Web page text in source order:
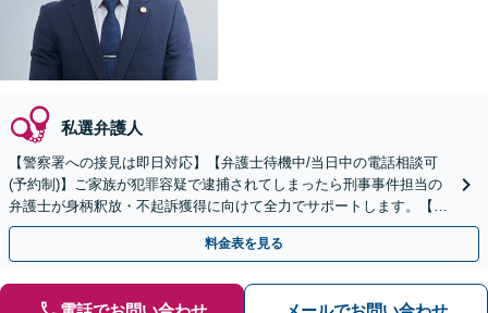
私選弁護人
【警察署への接見は即日対応】【弁護士待機中/当日中の電話相談可
(予約制)】ご家族が犯罪容疑で逮捕されてしまったら刑事事件担当の
弁護士が身柄釈放・不起訴獲得に向けて全力でサポートします。【毎
月100名以上の相談実績】【埼玉県対応】
料金表を見る